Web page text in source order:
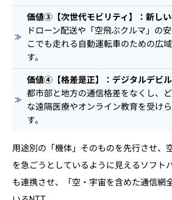
価値③【次世代モビリティ】：新し
ドローン配送や「空飛ぶクルマ」の
こでも走れる自動運転車のための広
す。
価値④【格差是正】：デジタルデビ
都市部と地方の通信格差をなくし、
な遠隔医療やオンライン教育を受け
す。
用途別の「機体」そのものを先行させ、
を急ごうとしているように見えるソフト
も連携させ、「空・宇宙を含めた通信網